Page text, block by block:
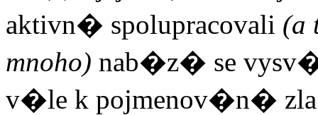
aktivn� spolupracovali (a
mnoho) nab�z� se
v�le k pojmenov�n�